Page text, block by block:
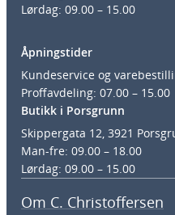
Lørdag: 09.00 – 15.00
Åpningstider
Kundeservice og
Proffavdeling: 07.00 – 15.00
Butikk i Porsgrunn
Skippergata 12, 3921
Man-fre: 09.00 – 18.00
Lørdag: 09.00 – 15.00
Om C. Christoffersen